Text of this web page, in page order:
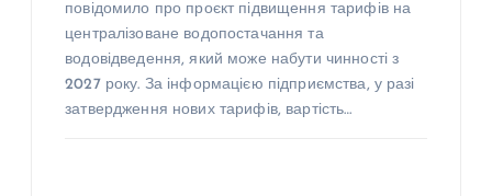
повідомило про проєкт підвищення тарифів на
централізоване водопостачання та
водовідведення, який може набути чинності з
2027 року. За інформацією підприємства, у разі
затвердження нових тарифів, вартість…